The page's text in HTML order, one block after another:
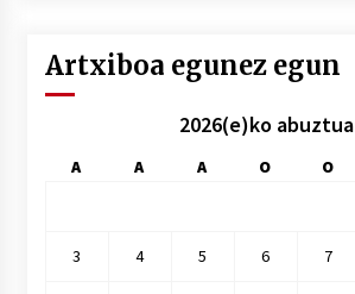
Artxiboa egunez egun
2026(e)ko abuztua
A A A O O
3 4 5 6 7